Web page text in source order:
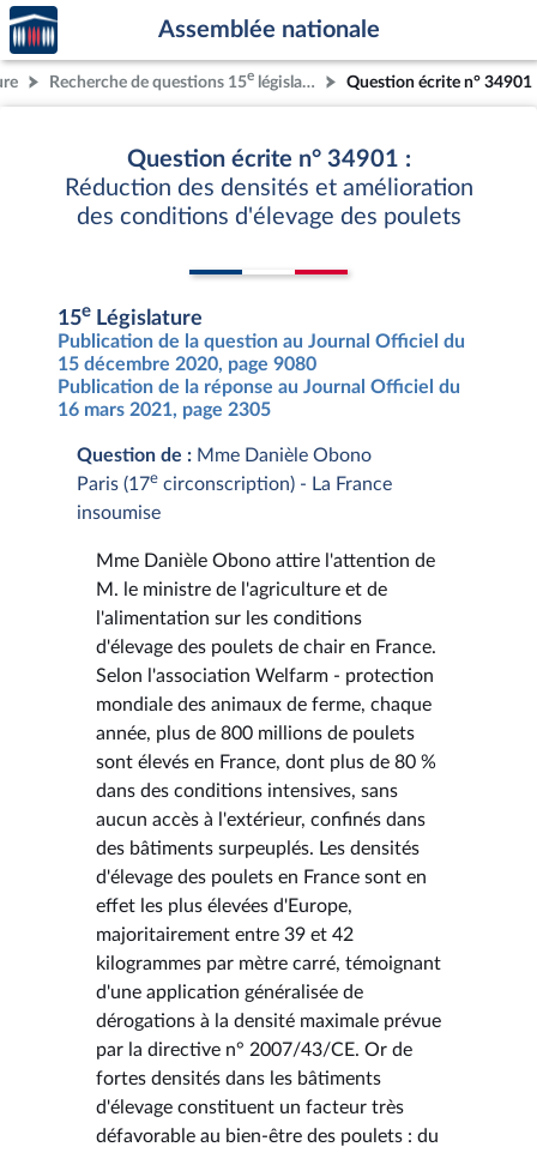
Aller au contenu
Aller en bas de la page
Accèder
à la
page
d'accueil
Assemblée nationale
Recherche de questions 15e législature Question écrite n° 34901
Question écrite n° 34901 :
Réduction des densités et amélioration
des conditions d'élevage des poulets
15e Législature
Publication de la question au Journal Officiel du
15 décembre 2020, page 9080
Publication de la réponse au Journal Officiel du
16 mars 2021, page 2305
Question de : Mme Danièle Obono
Paris (17e circonscription) - La France
insoumise
Mme Danièle Obono attire l'attention de
M. le ministre de l'agriculture et de
l'alimentation sur les conditions
d'élevage des poulets de chair en France.
Selon l'association Welfarm - protection
mondiale des animaux de ferme, chaque
année, plus de 800 millions de poulets
sont élevés en France, dont plus de 80 %
dans des conditions intensives, sans
aucun accès à l'extérieur, confinés dans
des bâtiments surpeuplés. Les densités
d'élevage des poulets en France sont en
effet les plus élevées d'Europe,
majoritairement entre 39 et 42
kilogrammes par mètre carré, témoignant
d'une application généralisée de
dérogations à la densité maximale prévue
par la directive n° 2007/43/CE. Or de
fortes densités dans les bâtiments
d'élevage constituent un facteur très
défavorable au bien-être des poulets : du